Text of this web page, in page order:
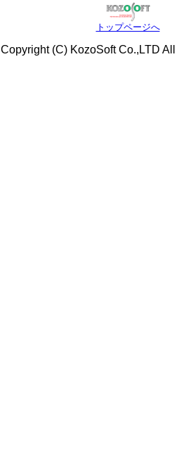
トップページへ
Copyright (C) KozoSoft Co.,LTD All